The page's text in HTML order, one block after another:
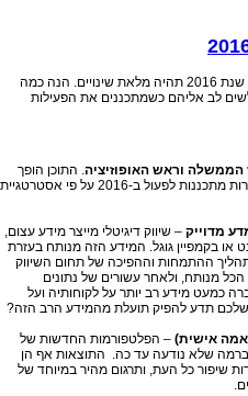
שיווק דיגיטלי הוא עולם המשתנה בכל יום, וגם שנת 2016 תהיה מלאת שינויים. הנה כמה
לב אליהם כשמתכננים את הפעילות
וראש האופוזיציה . התוכן הופך
ליותר ויותר משמעותי. יותר מחצי החברות מתכננות לפעול ב-2016 על פי אסטרטגיית
מדוייק – שיווק דיגיטלי מייצר מידע עצום,
או בקמפיין גוגל. המידע הזה מנותח בעזרת
ההתמחות וההפיכה של תחום השיווק
מנותח, ולאחר עשורים של נתונים
כמעט מידע רב יותר על לקוחותיה ועל
תדע להפיק תועלת מהמידע הרב הזה?
אישית) – הפלטפורמות החדשות של
ברמה שלא נודעה עד כה. התוצאות אף הן
שיפור כל העת, ותרגום מהיר במיוחד של